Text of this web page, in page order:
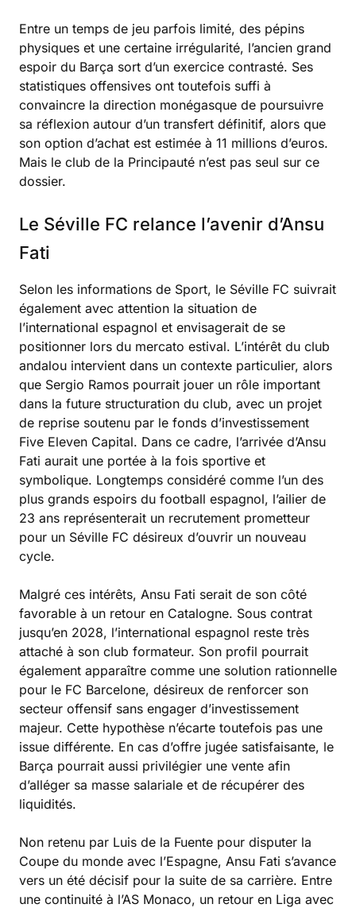
Entre un temps de jeu parfois limité, des pépins
physiques et une certaine irrégularité, l’ancien grand
espoir du Barça sort d’un exercice contrasté. Ses
statistiques offensives ont toutefois suffi à
convaincre la direction monégasque de poursuivre
sa réflexion autour d’un transfert définitif, alors que
son option d’achat est estimée à 11 millions d’euros.
Mais le club de la Principauté n’est pas seul sur ce
dossier.
Le Séville FC relance l’avenir d’Ansu
Fati
Selon les informations de Sport, le Séville FC suivrait
également avec attention la situation de
l’international espagnol et envisagerait de se
positionner lors du mercato estival. L’intérêt du club
andalou intervient dans un contexte particulier, alors
que Sergio Ramos pourrait jouer un rôle important
dans la future structuration du club, avec un projet
de reprise soutenu par le fonds d’investissement
Five Eleven Capital. Dans ce cadre, l’arrivée d’Ansu
Fati aurait une portée à la fois sportive et
symbolique. Longtemps considéré comme l’un des
plus grands espoirs du football espagnol, l’ailier de
23 ans représenterait un recrutement prometteur
pour un Séville FC désireux d’ouvrir un nouveau
cycle.
Malgré ces intérêts, Ansu Fati serait de son côté
favorable à un retour en Catalogne. Sous contrat
jusqu’en 2028, l’international espagnol reste très
attaché à son club formateur. Son profil pourrait
également apparaître comme une solution rationnelle
pour le FC Barcelone, désireux de renforcer son
secteur offensif sans engager d’investissement
majeur. Cette hypothèse n’écarte toutefois pas une
issue différente. En cas d’offre jugée satisfaisante, le
Barça pourrait aussi privilégier une vente afin
d’alléger sa masse salariale et de récupérer des
liquidités.
Non retenu par Luis de la Fuente pour disputer la
Coupe du monde avec l’Espagne, Ansu Fati s’avance
vers un été décisif pour la suite de sa carrière. Entre
une continuité à l’AS Monaco, un retour en Liga avec